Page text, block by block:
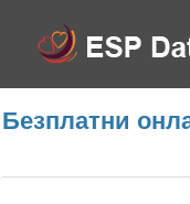
Безплатни